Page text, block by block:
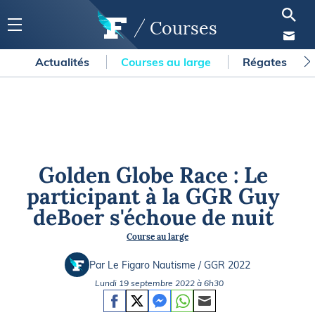
Courses
Actualités Courses au large Régates
Golden Globe Race : Le
participant à la GGR Guy
deBoer s'échoue de nuit
Course au large
Par Le Figaro Nautisme / GGR 2022
Lundi 19 septembre 2022 à 6h30